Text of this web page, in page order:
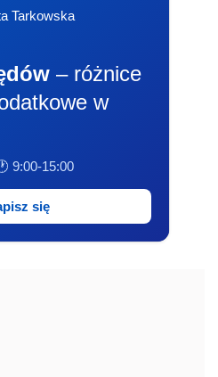
Tarkowska
– różnice
w
9:00-15:00
się